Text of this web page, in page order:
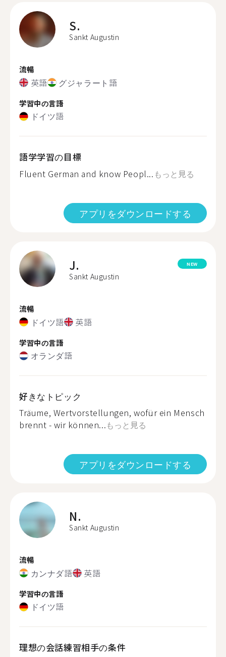
S.
Sankt Augustin
流暢
英語 グジャラート語
学習中の言語
ドイツ語
語学学習の目標
Fluent German and know Peopl... もっと見る
アプリをダウンロードする
J.
Sankt Augustin
NEW
流暢
ドイツ語 英語
学習中の言語
オランダ語
好きなトピック
Träume, Wertvorstellungen, wofür ein Mensch
brennt - wir können...もっと見る
アプリをダウンロードする
N.
Sankt Augustin
流暢
カンナダ語 英語
学習中の言語
ドイツ語
理想の会話練習相手の条件